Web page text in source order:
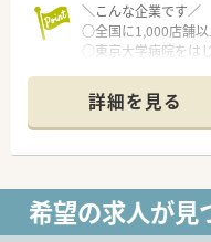
方の相談も可能とな
す。
■住宅手当や管理薬
か、昇給制度も年1
す。
＼こんな企業です／
○全国に1,000店舗以
○東京大学病院をは
病診薬連携を強化す
療の提供を実現してい
○全店「同一の機械・
需内容が多岐にわたる
○長期就業＆自己研
ており、将来的に高
○インターネットを
詳細を見る
希望の求人が